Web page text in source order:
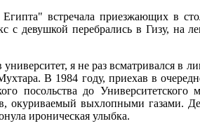
встречала приезжающих в
с девушкой перебрались в Гизу,
я не раз всматривался
В 1984 году, приехав в
посольства до
окуриваемый выхлопными газами.
ироническая улыбка.